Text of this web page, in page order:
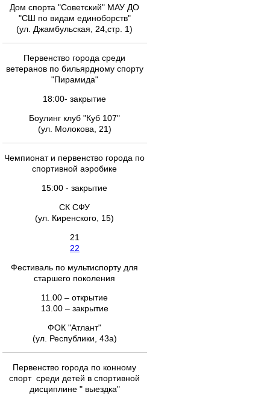
Дом спорта "Советский" МАУ ДО
"СШ по видам единоборств"
(ул. Джамбульская, 24,стр. 1)
Первенство города среди
ветеранов по бильярдному спорту
"Пирамида"
18:00- закрытие
Боулинг клуб "Куб 107"
(ул. Молокова, 21)
Чемпионат и первенство города по
спортивной аэробике
15:00 - закрытие
СК СФУ
(ул. Киренского, 15)
21
22
Фестиваль по мультиспорту для
старшего поколения
11.00 – открытие
13.00 – закрытие
ФОК "Атлант"
(ул. Республики, 43а)
Первенство города по конному
спорт среди детей в спортивной
дисциплине " выездка"